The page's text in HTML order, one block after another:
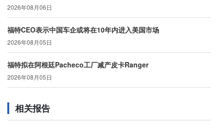
2026年08月06日
福特CEO表示中国车企或将在10年内进入美国市场
2026年08月05日
福特拟在阿根廷Pacheco工厂减产皮卡Ranger
2026年08月05日
相关报告